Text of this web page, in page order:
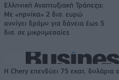
Ελληνική Αναπτυξιακή Τράπεζα:
Με «προίκα» 2 δισ. ευρώ
ανοίγει δρόμο για δάνεια έως 5
δισ. σε μικρομεσαίες
Η Chery επενδύει 75 εκατ. δολάρια